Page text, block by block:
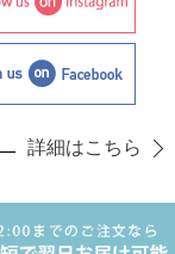
詳細はこちら